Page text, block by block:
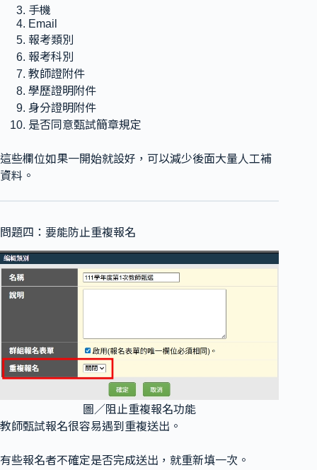
手機
Email
報考類別
報考科別
教師證附件
學歷證明附件
身分證明附件
是否同意甄試簡章規定
這些欄位如果一開始就設好，可以減少後面大量人工補
資料。
問題四：要能防止重複報名
圖／阻止重複報名功能
教師甄試報名很容易遇到重複送出。
有些報名者不確定是否完成送出，就重新填一次。